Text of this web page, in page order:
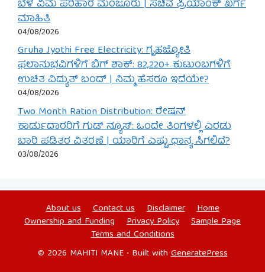
ಬೆಳೆ ವಿಮೆ ಪರಿಹಾರ ಮಂಜೂರು | ಸಚಿವ ಪ್ರಿಯಾಂಕ್ ಖರ್ಗೆ
ಮಾಹಿತಿ
04/08/2026
Gruha Jyothi Free Electricity: ಗೃಹಜ್ಯೋತಿ
ಫಲಾನುಭವಿಗಳಿಗೆ ಬಿಗ್ ಶಾಕ್: 82,220+ ಕುಟುಂಬಗಳಿಗೆ
ಉಚಿತ ವಿದ್ಯುತ್ ಬಂದ್ | ನಿಮ್ಮ ಹೆಸರೂ ಇದೆಯೇ?
04/08/2026
Two Month Ration Distribution: ರೇಷನ್
ಕಾರ್ಡುದಾರರಿಗೆ ಗುಡ್ ನ್ಯೂಸ್: ಒಂದೇ ತಿಂಗಳಲ್ಲಿ ಎರಡು
ಬಾರಿ ಪಡಿತರ ವಿತರಣೆ | ಯಾರಿಗೆ ಎಷ್ಟು ಧಾನ್ಯ ಸಿಗಲಿದೆ?
03/08/2026
About us Contact us Disclaimer
Home
Ownership and Funding
Privacy Policy
Sample Page
Terms and Conditions
© 2026 MAHITI MANE• Built withGeneratePress